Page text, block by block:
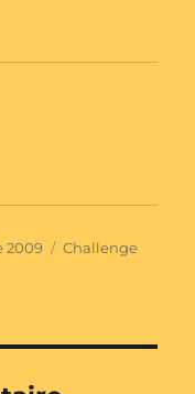
2009 Catégories
Challenge